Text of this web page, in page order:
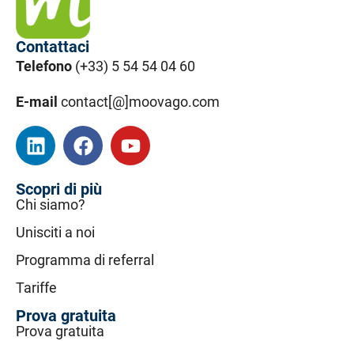
Contattaci
Telefono (+33) 5 54 54 04 60
E-mail contact[@]moovago.com
Scopri di più
Chi siamo?
Unisciti a noi
Programma di referral
Tariffe
Prova gratuita
Prova gratuita